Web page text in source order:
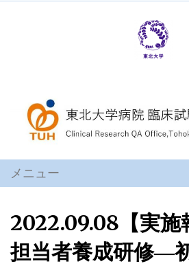
メニュー
2022.09.08【実施
担当者養成研修―